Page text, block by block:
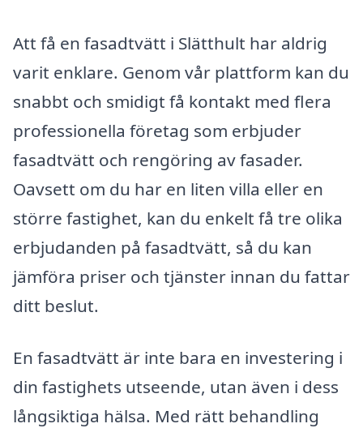
Att få en fasadtvätt i Slätthult har aldrig
varit enklare. Genom vår plattform kan du
snabbt och smidigt få kontakt med flera
professionella företag som erbjuder
fasadtvätt och rengöring av fasader.
Oavsett om du har en liten villa eller en
större fastighet, kan du enkelt få tre olika
erbjudanden på fasadtvätt, så du kan
jämföra priser och tjänster innan du fattar
ditt beslut.
En fasadtvätt är inte bara en investering i
din fastighets utseende, utan även i dess
långsiktiga hälsa. Med rätt behandling